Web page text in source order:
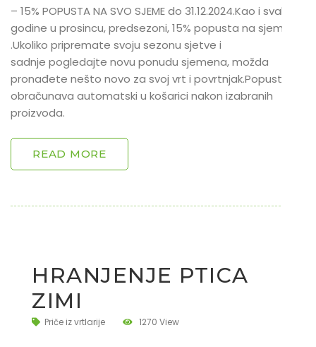
– 15% POPUSTA NA SVO SJEME do 31.12.2024.Kao i svake
godine u prosincu, predsezoni, 15% popusta na sjeme
.Ukoliko pripremate svoju sezonu sjetve i
sadnje pogledajte novu ponudu sjemena, možda
pronađete nešto novo za svoj vrt i povrtnjak.Popust se
obračunava automatski u košarici nakon izabranih
proizvoda.
READ MORE
HRANJENJE PTICA
ZIMI
Priče iz vrtlarije 1270 View